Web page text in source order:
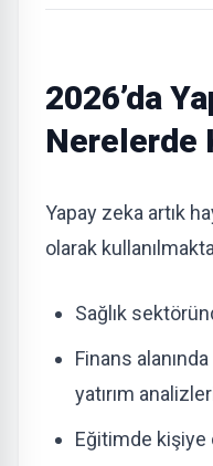
2026’da
Nerelerde
Yapay zeka artık
olarak
Sağlık
Finans
yatırım
Eğitimde